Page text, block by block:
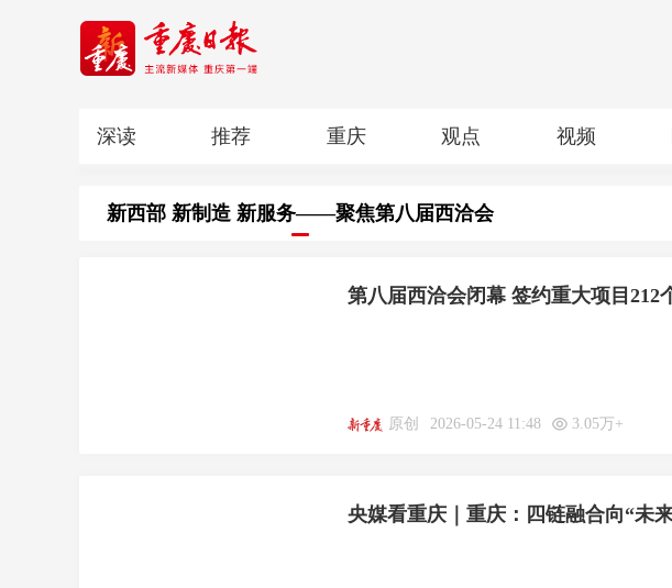
深读 推荐 重庆 观点 视频
新西部 新制造 新服务——聚焦第八届西洽会
第八届西洽会闭幕 签约重大项目212
原创 2026-05-24 11:48 3.05万+
央媒看重庆｜重庆：四链融合向“未